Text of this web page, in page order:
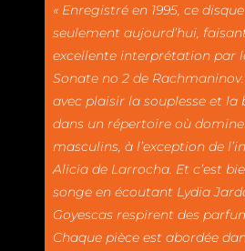
« Enregistré en 1995, ce
seulement aujourd’hui,
excellente interprétation par
Sonate no 2 de
avec plaisir la souplesse et la
dans un répertoire où
masculins, à l’exception de
Alicia de Larrocha. Et c’est
songe en écoutant Lydia
Goyescas respirent des
Chaque pièce est abordée